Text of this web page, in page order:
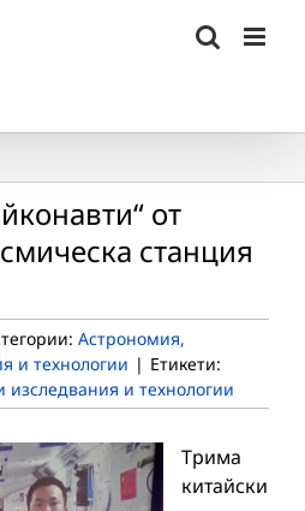
от
станция
Астрономия,
и технологии | Етикети:
изследвания и технологии
Трима
китайски